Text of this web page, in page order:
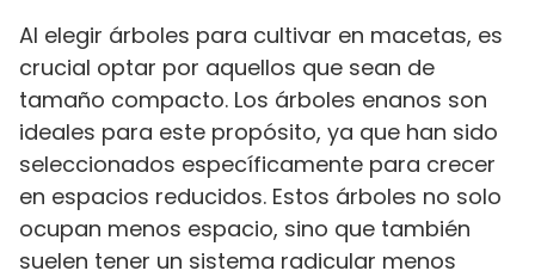
Al elegir árboles para cultivar en macetas, es
crucial optar por aquellos que sean de
tamaño compacto. Los árboles enanos son
ideales para este propósito, ya que han sido
seleccionados específicamente para crecer
en espacios reducidos. Estos árboles no solo
ocupan menos espacio, sino que también
suelen tener un sistema radicular menos